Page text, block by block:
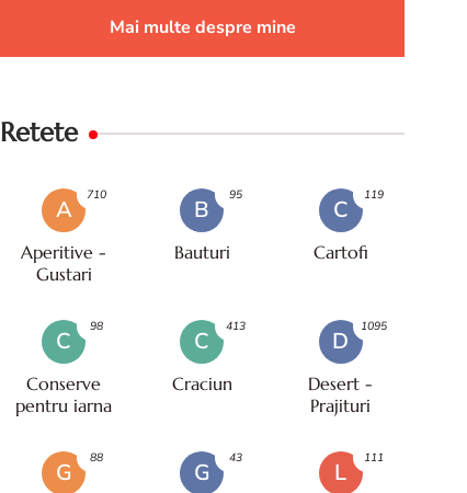
Mai multe despre mine
Retete
A
Aperitive -
Gustari
710
B
Bauturi
95
C
Cartofi
119
C
Conserve
pentru iarna
98
C
Craciun
413
D
Desert -
Prajituri
1095
G
88
G
43
L
111